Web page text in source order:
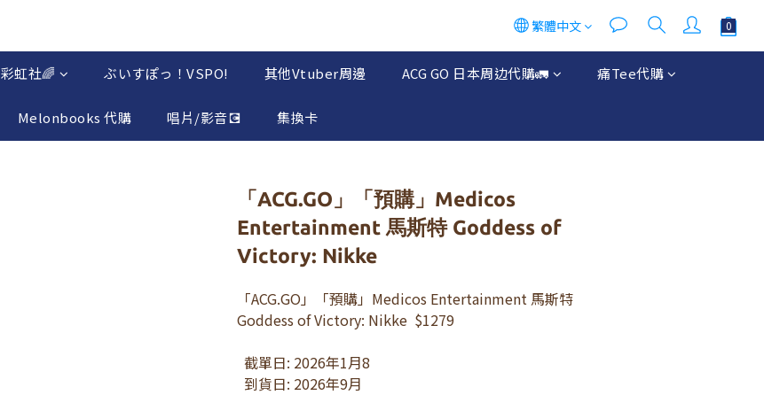
繁體中文
彩虹社🌈 ぶいすぽっ！VSPO! 其他Vtuber周邊 ACG GO 日本周边代購🚛 痛Tee代購
Melonbooks 代購 唱片/影音💽 集換卡
「ACG.GO」「預購」Medicos
Entertainment 馬斯特 Goddess of
Victory: Nikke
「ACG.GO」「預購」Medicos Entertainment 馬斯特
Goddess of Victory: Nikke  $1279
  截單日: 2026年1月8
  到貨日: 2026年9月